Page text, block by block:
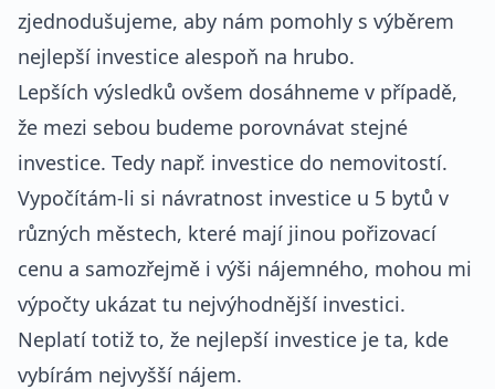
zjednodušujeme, aby nám pomohly s výběrem
nejlepší investice alespoň na hrubo.
Lepších výsledků ovšem dosáhneme v případě,
že mezi sebou budeme porovnávat stejné
investice. Tedy např. investice do nemovitostí.
Vypočítám-li si návratnost investice u 5 bytů v
různých městech, které mají jinou pořizovací
cenu a samozřejmě i výši nájemného, mohou mi
výpočty ukázat tu nejvýhodnější investici.
Neplatí totiž to, že nejlepší investice je ta, kde
vybírám nejvyšší nájem.